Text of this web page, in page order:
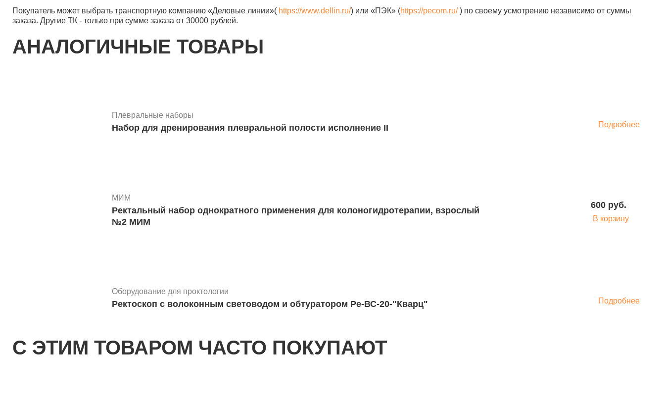
Покупатель может выбрать транспортную компанию «Деловые линии»( https://www.dellin.ru/) или «ПЭК» (https://pecom.ru/) по своему усмотрению независимо от суммы
заказа. Другие ТК - только при сумме заказа от 30000 рублей.
АНАЛОГИЧНЫЕ ТОВАРЫ
Плевральные наборы
Набор для дренирования плевральной полости исполнение II Подробнее
МИМ
Ректальный набор однократного применения для колоногидротерапии, взрослый
№2 МИМ
600 руб.
В корзину
Оборудование для проктологии
Ректоскоп с волоконным световодом и обтуратором Ре-ВС-20-"Кварц" Подробнее
С ЭТИМ ТОВАРОМ ЧАСТО ПОКУПАЮТ